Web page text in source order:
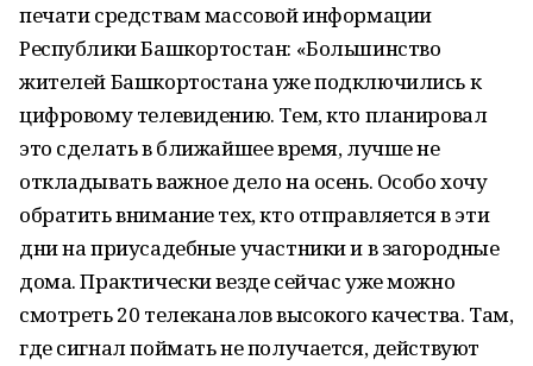
печати средствам массовой информации
Республики Башкортостан: «Большинство
жителей Башкортостана уже подключились к
цифровому телевидению. Тем, кто планировал
это сделать в ближайшее время, лучше не
откладывать важное дело на осень. Особо хочу
обратить внимание тех, кто отправляется в эти
дни на приусадебные участники и в загородные
дома. Практически везде сейчас уже можно
смотреть 20 телеканалов высокого качества. Там,
где сигнал поймать не получается, действуют